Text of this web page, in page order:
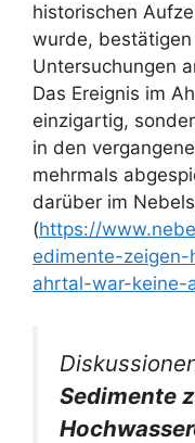
historischen
wurde,
Untersuchungen
Das Ereignis im
einzigartig,
in den
mehrmals
darüber im
(https://
edimente-
ahrtal-war-keine-
Sedimente